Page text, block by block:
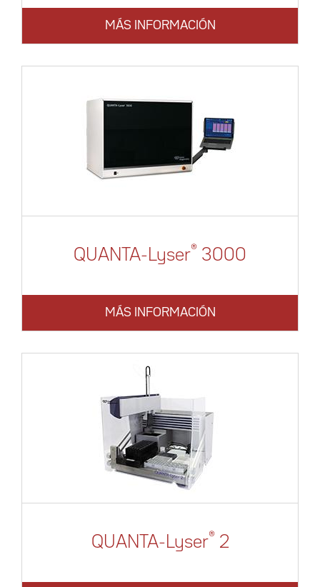
MÁS INFORMACIÓN
QUANTA-Lyser® 3000
MÁS INFORMACIÓN
QUANTA-Lyser® 2